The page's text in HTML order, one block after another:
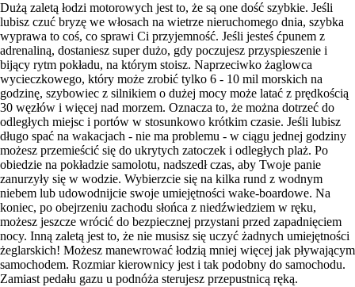
Dużą zaletą łodzi motorowych jest to, że są one dość szybkie. Jeśli
lubisz czuć bryzę we włosach na wietrze nieruchomego dnia, szybka
wyprawa to coś, co sprawi Ci przyjemność. Jeśli jesteś ćpunem z
adrenaliną, dostaniesz super dużo, gdy poczujesz przyspieszenie i
bijący rytm pokładu, na którym stoisz. Naprzeciwko żaglowca
wycieczkowego, który może zrobić tylko 6 - 10 mil morskich na
godzinę, szybowiec z silnikiem o dużej mocy może latać z prędkością
30 węzłów i więcej nad morzem. Oznacza to, że można dotrzeć do
odległych miejsc i portów w stosunkowo krótkim czasie. Jeśli lubisz
długo spać na wakacjach - nie ma problemu - w ciągu jednej godziny
możesz przemieścić się do ukrytych zatoczek i odległych plaż. Po
obiedzie na pokładzie samolotu, nadszedł czas, aby Twoje panie
zanurzyły się w wodzie. Wybierzcie się na kilka rund z wodnym
niebem lub udowodnijcie swoje umiejętności wake-boardowe. Na
koniec, po obejrzeniu zachodu słońca z niedźwiedziem w ręku,
możesz jeszcze wrócić do bezpiecznej przystani przed zapadnięciem
nocy. Inną zaletą jest to, że nie musisz się uczyć żadnych umiejętności
żeglarskich! Możesz manewrować łodzią mniej więcej jak pływającym
samochodem. Rozmiar kierownicy jest i tak podobny do samochodu.
Zamiast pedału gazu u podnóża sterujesz przepustnicą ręką.